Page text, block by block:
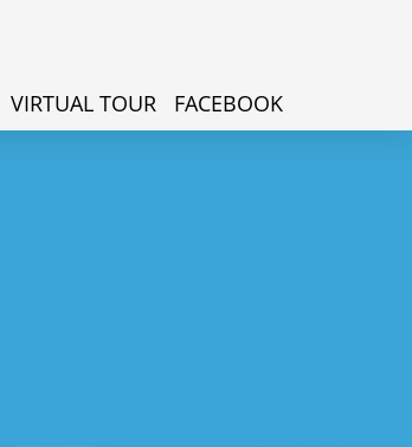
VIRTUAL TOUR FACEBOOK